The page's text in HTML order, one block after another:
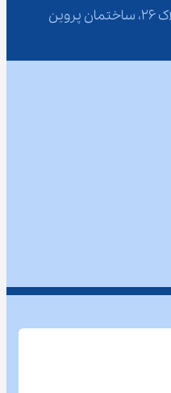
تهران، میدان عطار، خیابان عطار، پلاک 26، ساختمان پروین